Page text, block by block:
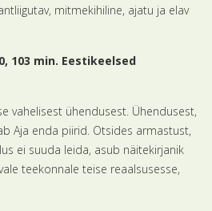
mitmekihiline, ajatu ja elav
103 min. Eestikeelsed
vahelisest ühendusest. Ühendusest,
Aja enda piirid. Otsides armastust,
ei suuda leida, asub näitekirjanik
teekonnale teise reaalsusesse,